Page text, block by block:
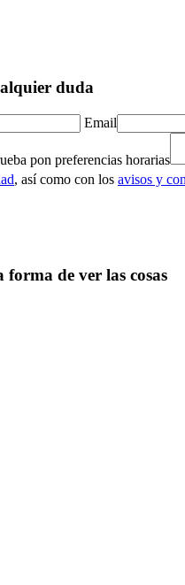
duda
Email
pon preferencias horarias
, así como con los avisos y
de ver las cosas